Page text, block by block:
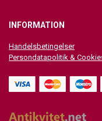
INFORMATION
Handelsbetingelser
Persondatapolitik &